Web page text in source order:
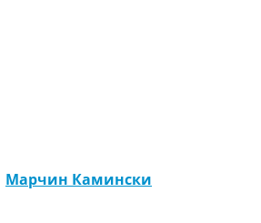
Марчин Камински